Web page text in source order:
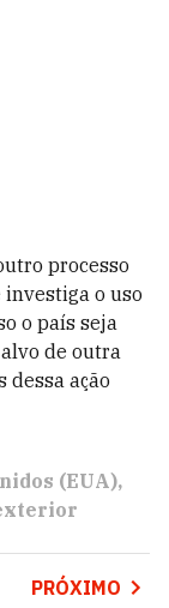
processo
o uso
o país seja
de outra
dessa ação
(EUA)
PRÓXIMO